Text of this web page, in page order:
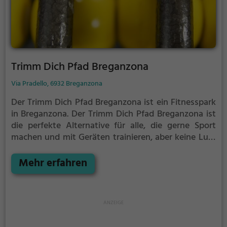
Trimm Dich Pfad Breganzona
Via Pradello, 6932 Breganzona
Der Trimm Dich Pfad Breganzona ist ein Fitnesspark
in Breganzona. Der Trimm Dich Pfad Breganzona ist
die perfekte Alternative für alle, die gerne Sport
machen und mit Geräten trainieren, aber keine Lust
Mehr erfahren